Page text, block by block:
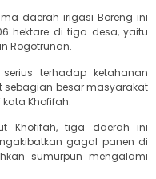
daerah irigasi Boreng ini
hektare di tiga desa, yaitu
Rogotrunan.
terhadap ketahanan
sebagian besar masyarakat
Khofifah.
Khofifah, tiga daerah ini
gagal panen di
sumurpun mengalami